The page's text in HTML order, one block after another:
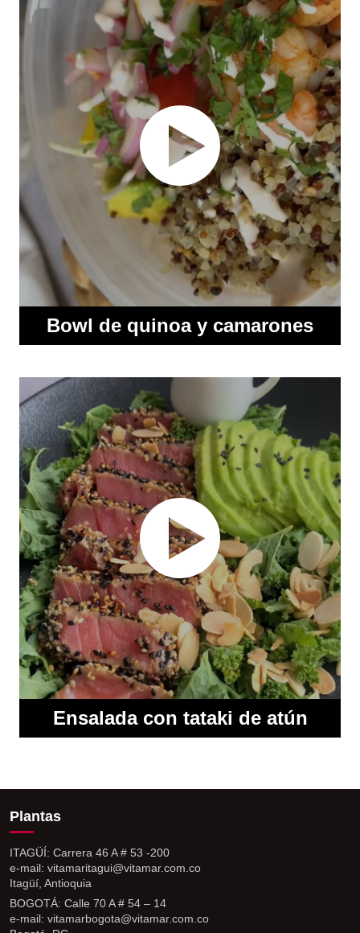
Bowl de quinoa y camarones
Ensalada con tataki de atún
Plantas
ITAGÜÍ: Carrera 46 A # 53 -200
e-mail: vitamaritagui@vitamar.com.co
Itagüí, Antioquia
BOGOTÁ: Calle 70 A # 54 – 14
e-mail: vitamarbogota@vitamar.com.co